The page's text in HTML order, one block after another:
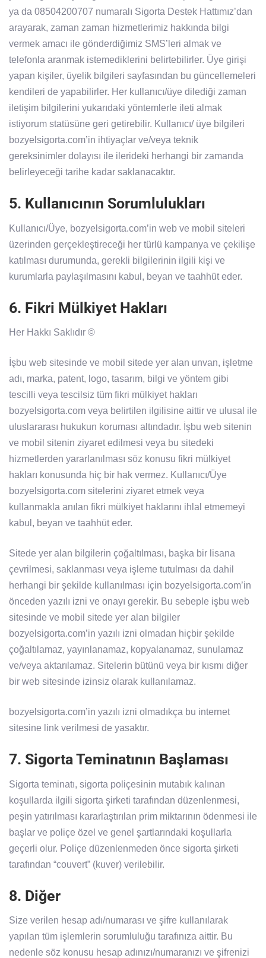
ya da 08504200707 numaralı Sigorta Destek Hattımız’dan
arayarak, zaman zaman hizmetlerimiz hakkında bilgi
vermek amacı ile gönderdiğimiz SMS’leri almak ve
telefonla aranmak istemediklerini belirtebilirler. Üye girişi
yapan kişiler, üyelik bilgileri sayfasından bu güncellemeleri
kendileri de yapabilirler. Her kullanıcı/üye dilediği zaman
iletişim bilgilerini yukarıdaki yöntemlerle ileti almak
istiyorum statüsüne geri getirebilir. Kullanıcı/ üye bilgileri
bozyelsigorta.com’in ihtiyaçlar ve/veya teknik
gereksinimler dolayısı ile ilerideki herhangi bir zamanda
belirleyeceği tarihe kadar saklanacaktır.
5. Kullanıcının Sorumlulukları
Kullanıcı/Üye, bozyelsigorta.com’in web ve mobil siteleri
üzerinden gerçekleştireceği her türlü kampanya ve çekilişe
katılması durumunda, gerekli bilgilerinin ilgili kişi ve
kurumlarla paylaşılmasını kabul, beyan ve taahhüt eder.
6. Fikri Mülkiyet Hakları
Her Hakkı Saklıdır ©
İşbu web sitesinde ve mobil sitede yer alan unvan, işletme
adı, marka, patent, logo, tasarım, bilgi ve yöntem gibi
tescilli veya tescilsiz tüm fikri mülkiyet hakları
bozyelsigorta.com veya belirtilen ilgilisine aittir ve ulusal ile
uluslararası hukukun koruması altındadır. İşbu web sitenin
ve mobil sitenin ziyaret edilmesi veya bu sitedeki
hizmetlerden yararlanılması söz konusu fikri mülkiyet
hakları konusunda hiç bir hak vermez. Kullanıcı/Üye
bozyelsigorta.com sitelerini ziyaret etmek veya
kullanmakla anılan fikri mülkiyet haklarını ihlal etmemeyi
kabul, beyan ve taahhüt eder.
Sitede yer alan bilgilerin çoğaltılması, başka bir lisana
çevrilmesi, saklanması veya işleme tutulması da dahil
herhangi bir şekilde kullanılması için bozyelsigorta.com’in
önceden yazılı izni ve onayı gerekir. Bu sebeple işbu web
sitesinde ve mobil sitede yer alan bilgiler
bozyelsigorta.com’in yazılı izni olmadan hiçbir şekilde
çoğaltılamaz, yayınlanamaz, kopyalanamaz, sunulamaz
ve/veya aktarılamaz. Sitelerin bütünü veya bir kısmı diğer
bir web sitesinde izinsiz olarak kullanılamaz.
bozyelsigorta.com’in yazılı izni olmadıkça bu internet
sitesine link verilmesi de yasaktır.
7. Sigorta Teminatının Başlaması
Sigorta teminatı, sigorta poliçesinin mutabık kalınan
koşullarda ilgili sigorta şirketi tarafından düzenlenmesi,
peşin yatırılması kararlaştırılan prim miktarının ödenmesi ile
başlar ve poliçe özel ve genel şartlarındaki koşullarla
geçerli olur. Poliçe düzenlenmeden önce sigorta şirketi
tarafından “couvert” (kuver) verilebilir.
8. Diğer
Size verilen hesap adı/numarası ve şifre kullanılarak
yapılan tüm işlemlerin sorumluluğu tarafınıza aittir. Bu
nedenle söz konusu hesap adınızı/numaranızı ve şifrenizi